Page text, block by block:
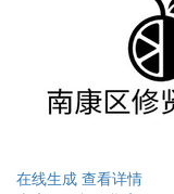
在线生成 查看详情